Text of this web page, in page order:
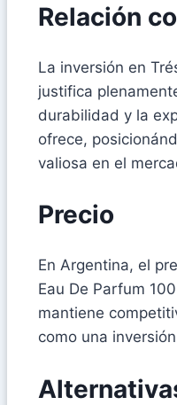
Relación
La inversión en
justifica
durabilidad y la
ofrece,
valiosa en el
Precio
En Argentina, el
Eau De Parfum
mantiene
como una